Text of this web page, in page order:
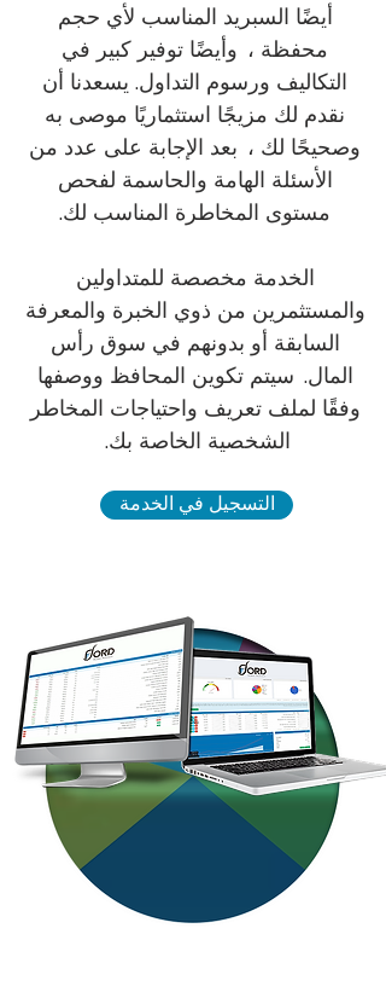
أيضًا السبريد المناسب لأي حجم
محفظة ، وأيضًا توفير كبير في
التكاليف ورسوم التداول. يسعدنا أن
نقدم لك مزيجًا استثماريًا موصى به
وصحيحًا لك ، بعد الإجابة على عدد من
الأسئلة الهامة والحاسمة لفحص
مستوى المخاطرة المناسب لك.
الخدمة مخصصة للمتداولين
والمستثمرين من ذوي الخبرة والمعرفة
السابقة أو بدونهم في سوق رأس
المال. سيتم تكوين المحافظ ووصفها
وفقًا لملف تعريف واحتياجات المخاطر
الشخصية الخاصة بك.
التسجيل في الخدمة